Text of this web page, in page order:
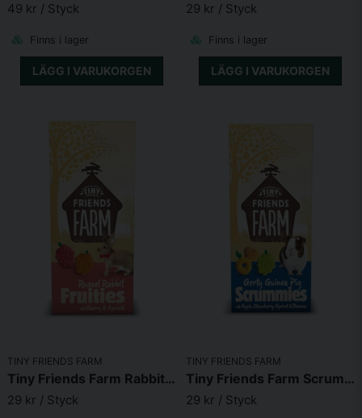
49 kr / Styck
Finns i lager
LÄGG I VARUKORGEN
29 kr / Styck
Finns i lager
LÄGG I VARUKORGEN
TINY FRIENDS FARM
Tiny Friends Farm Rabbit Fruitees 120g
29 kr / Styck
TINY FRIENDS FARM
Tiny Friends Farm Scrummies 120g
29 kr / Styck